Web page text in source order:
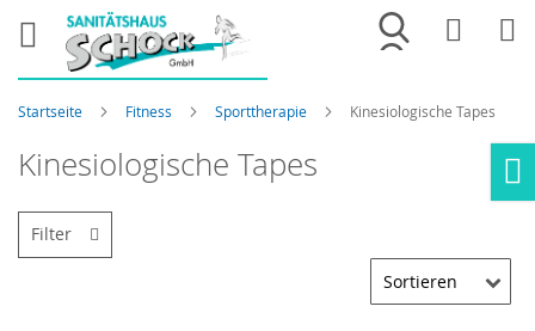
Merkliste
Startseite Fitness Sporttherapie Kinesiologische Tapes
Kinesiologische Tapes
Filter